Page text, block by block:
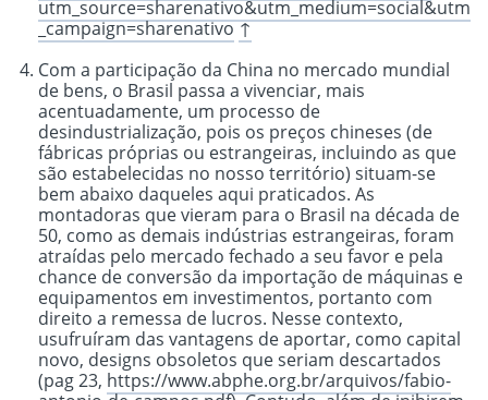
utm_source=sharenativo&utm_medium=social&utm
_campaign=sharenativo↑
Com a participação da China no mercado mundial
de bens, o Brasil passa a vivenciar, mais
acentuadamente, um processo de
desindustrialização, pois os preços chineses (de
fábricas próprias ou estrangeiras, incluindo as que
são estabelecidas no nosso território) situam-se
bem abaixo daqueles aqui praticados. As
montadoras que vieram para o Brasil na década de
50, como as demais indústrias estrangeiras, foram
atraídas pelo mercado fechado a seu favor e pela
chance de conversão da importação de máquinas e
equipamentos em investimentos, portanto com
direito a remessa de lucros. Nesse contexto,
usufruíram das vantagens de aportar, como capital
novo, designs obsoletos que seriam descartados
(pag 23, https://www.abphe.org.br/arquivos/fabio-